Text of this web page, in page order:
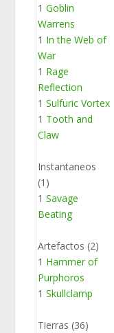
1Goblin
Warrens
1 In the Web of
War
1 Rage
Reflection
1Sulfuric Vortex
1 Tooth and
Claw
Instantaneos
(1)
1Savage
Beating
Artefactos (2)
1 Hammer of
Purphoros
1Skullclamp
Tierras (36)